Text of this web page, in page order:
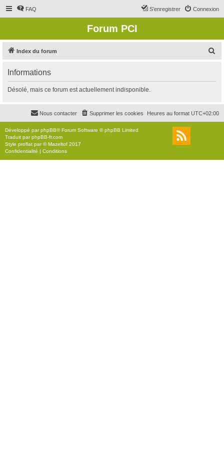
FAQ Connexion
S’enregistrer
Forum PCI
Index du forum
r
c
r
Informations
Désolé, mais ce forum est actuellement indisponible.
Heures au format UTC+02:00
Supprimer les cookies
Nous contacter
Développé parphpBB® Forum Software © phpBB Limited
Traduit parphpBB-fr.com
Style proflat par ©Mazeltof 2017
Confidentialité | Conditions